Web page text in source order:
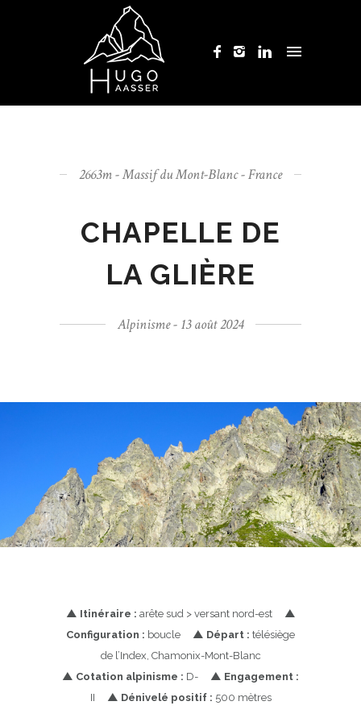
2663m - Massif du Mont-Blanc - France
CHAPELLE DE
LA GLIÈRE
Alpinisme - 13 août 2024
▲ Itinéraire : arête sud > versant nord-est ▲
Configuration : boucle ▲ Départ : télésiège
de l’Index, Chamonix-Mont-Blanc
▲ Cotation alpinisme : D- ▲ Engagement :
II ▲ Dénivelé positif : 500 mètres